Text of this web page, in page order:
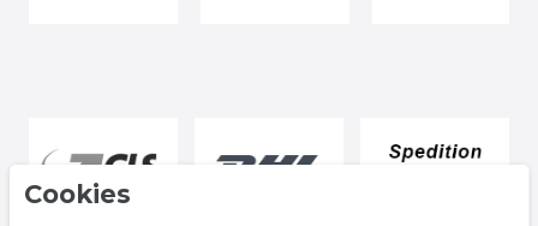
Cookies